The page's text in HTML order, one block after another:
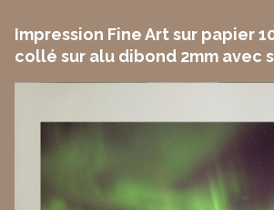
Impression Fine Art sur papier
collé sur alu dibond 2mm avec